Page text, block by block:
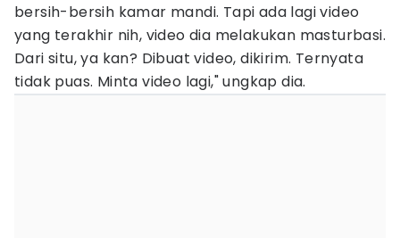
bersih-bersih kamar mandi. Tapi ada lagi video
yang terakhir nih, video dia melakukan masturbasi.
Dari situ, ya kan? Dibuat video, dikirim. Ternyata
tidak puas. Minta video lagi," ungkap dia.